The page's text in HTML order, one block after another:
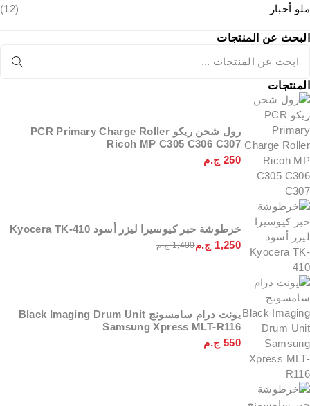
ملو أحبار
(12)
البحث عن المنتجات
المنتجات
رول شحن ريكو PCR Primary Charge Roller
Ricoh MP C305 C306 C307
250 ج.م
خرطوشة حبر كيوسيرا ليزر أسود Kyocera TK-410
1,400 ج.م 1,250 ج.م
يونت درام سامسونج Black Imaging Drum Unit
Samsung Xpress MLT-R116
550 ج.م